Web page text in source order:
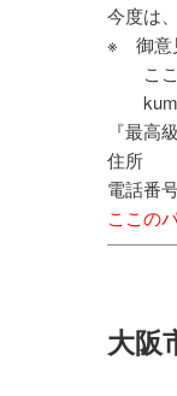
今度は
※ 御意
ここ
『最高
住所
電話番
ここの
大